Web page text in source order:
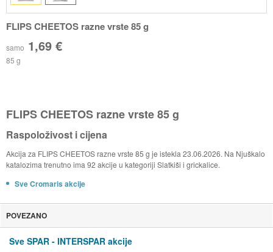
FLIPS CHEETOS razne vrste 85 g
samo 1,69 €
85 g
FLIPS CHEETOS razne vrste 85 g
Raspoloživost i cijena
Akcija za FLIPS CHEETOS razne vrste 85 g je istekla 23.06.2026. Na Njuškalo
katalozima trenutno ima 92 akcije u kategoriji Slatkiši i grickalice.
Sve Cromaris akcije
POVEZANO
Sve SPAR - INTERSPAR akcije